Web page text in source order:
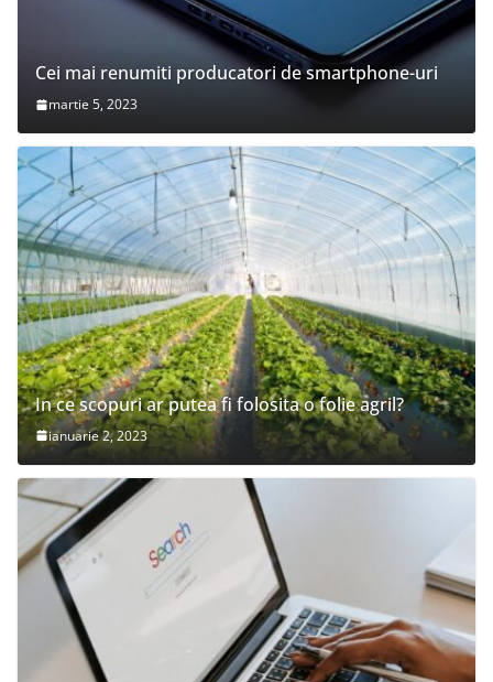
Cei mai renumiti producatori de smartphone-uri
martie 5, 2023
In ce scopuri ar putea fi folosita o folie agril?
ianuarie 2, 2023